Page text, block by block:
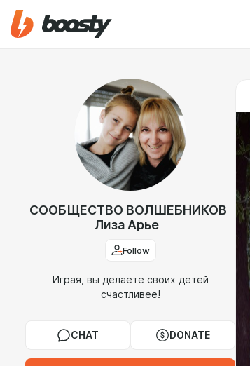
СООБЩЕСТВО ВОЛШЕБНИКОВ
Лиза Арье
Follow
Играя, вы делаете своих детей
счастливее!
CHAT DONATE